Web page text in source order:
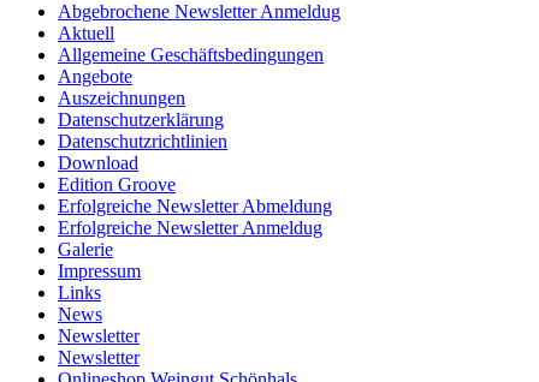
Abgebrochene Newsletter Anmeldug
Aktuell
Allgemeine Geschäftsbedingungen
Angebote
Auszeichnungen
Datenschutzerklärung
Datenschutzrichtlinien
Download
Edition Groove
Erfolgreiche Newsletter Abmeldung
Erfolgreiche Newsletter Anmeldug
Galerie
Impressum
Links
News
Newsletter
Newsletter